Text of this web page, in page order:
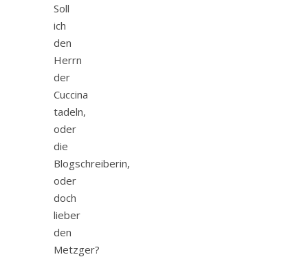
Soll
ich
den
Herrn
der
Cuccina
tadeln,
oder
die
Blogschreiberin,
oder
doch
lieber
den
Metzger?